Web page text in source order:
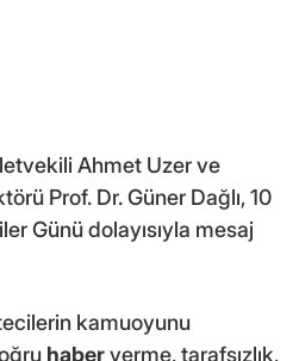
Ahmet Uzer ve
Prof. Dr. Güner Dağlı, 10
Günü dolayısıyla mesaj
kamuoyunu
haberverme, tarafsızlık,